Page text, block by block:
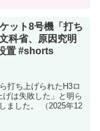
ット8号機「打ち
科省、原因究明
置 #shorts
打ち上げられたH3ロ
は失敗した」と明ら
ました。 （2025年12